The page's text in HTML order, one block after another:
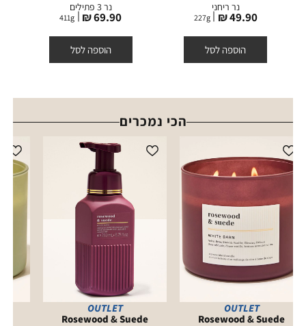
נר ריחני
מחיר
49.90 ₪
227g
הוספה לסל
נר 3 פתילים
מחיר
69.90 ₪
411g
הוספה לסל
הכי נמכרים
OUTLET
Rosewood & Suede
OUTLET
Rosewood & Suede